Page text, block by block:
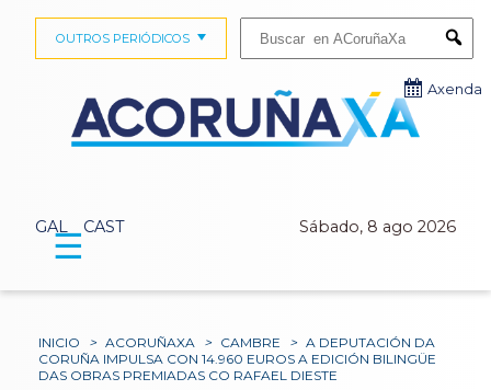
GAL CAST Sábado, 8 ago 2026
OUTROS PERIÓDICOS
Axenda
☰
INICIO > ACORUÑAXA > CAMBRE > A DEPUTACIÓN DA
CORUÑA IMPULSA CON 14.960 EUROS A EDICIÓN BILINGÜE
DAS OBRAS PREMIADAS CO RAFAEL DIESTE